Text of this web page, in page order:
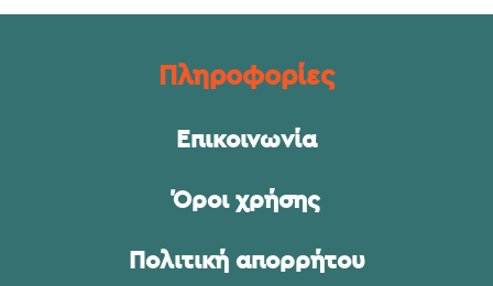
Πληροφορίες
Επικοινωνία
Όροι χρήσης
Πολιτική απορρήτου